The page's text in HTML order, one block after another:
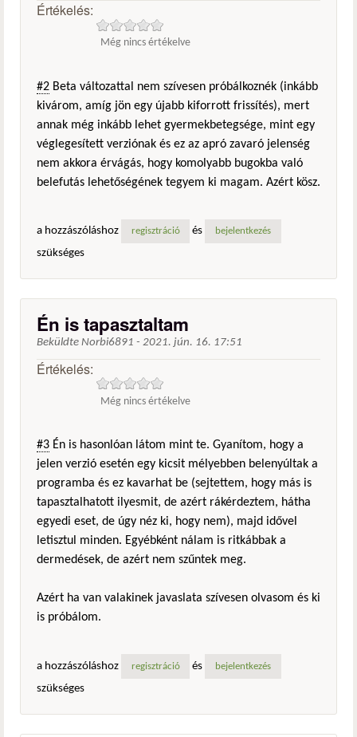
Értékelés:
Még nincs értékelve
#2 Beta változattal nem szívesen próbálkoznék (inkább
kivárom, amíg jön egy újabb kiforrott frissítés), mert
annak még inkább lehet gyermekbetegsége, mint egy
véglegesített verziónak és ez az apró zavaró jelenség
nem akkora érvágás, hogy komolyabb bugokba való
belefutás lehetőségének tegyem ki magam. Azért kösz.
a hozzászóláshoz regisztráció és bejelentkezés
szükséges
Én is tapasztaltam
Beküldte Norbi6891 - 2021. jún. 16. 17:51
Értékelés:
Még nincs értékelve
#3 Én is hasonlóan látom mint te. Gyanítom, hogy a
jelen verzió esetén egy kicsit mélyebben belenyúltak a
programba és ez kavarhat be (sejtettem, hogy más is
tapasztalhatott ilyesmit, de azért rákérdeztem, hátha
egyedi eset, de úgy néz ki, hogy nem), majd idővel
letisztul minden. Egyébként nálam is ritkábbak a
dermedések, de azért nem szűntek meg.
Azért ha van valakinek javaslata szívesen olvasom és ki
is próbálom.
a hozzászóláshoz regisztráció és bejelentkezés
szükséges